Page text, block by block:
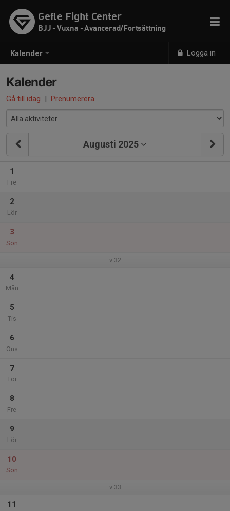
Kalender Logga in
Gefle Fight Center
BJJ - Vuxna - Avancerad/Fortsättning
Kalender
Gå till idag | Prenumerera
Augusti 2025
1
Fre
2
Lör
3
Sön
v.32
4
Mån
5
Tis
6
Ons
7
Tor
8
Fre
9
Lör
10
Sön
v.33
11